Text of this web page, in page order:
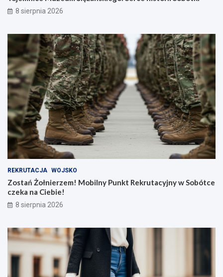
8 sierpnia 2026
REKRUTACJA WOJSKO
Zostań Żołnierzem! Mobilny Punkt Rekrutacyjny w Sobótce
czeka na Ciebie!
8 sierpnia 2026